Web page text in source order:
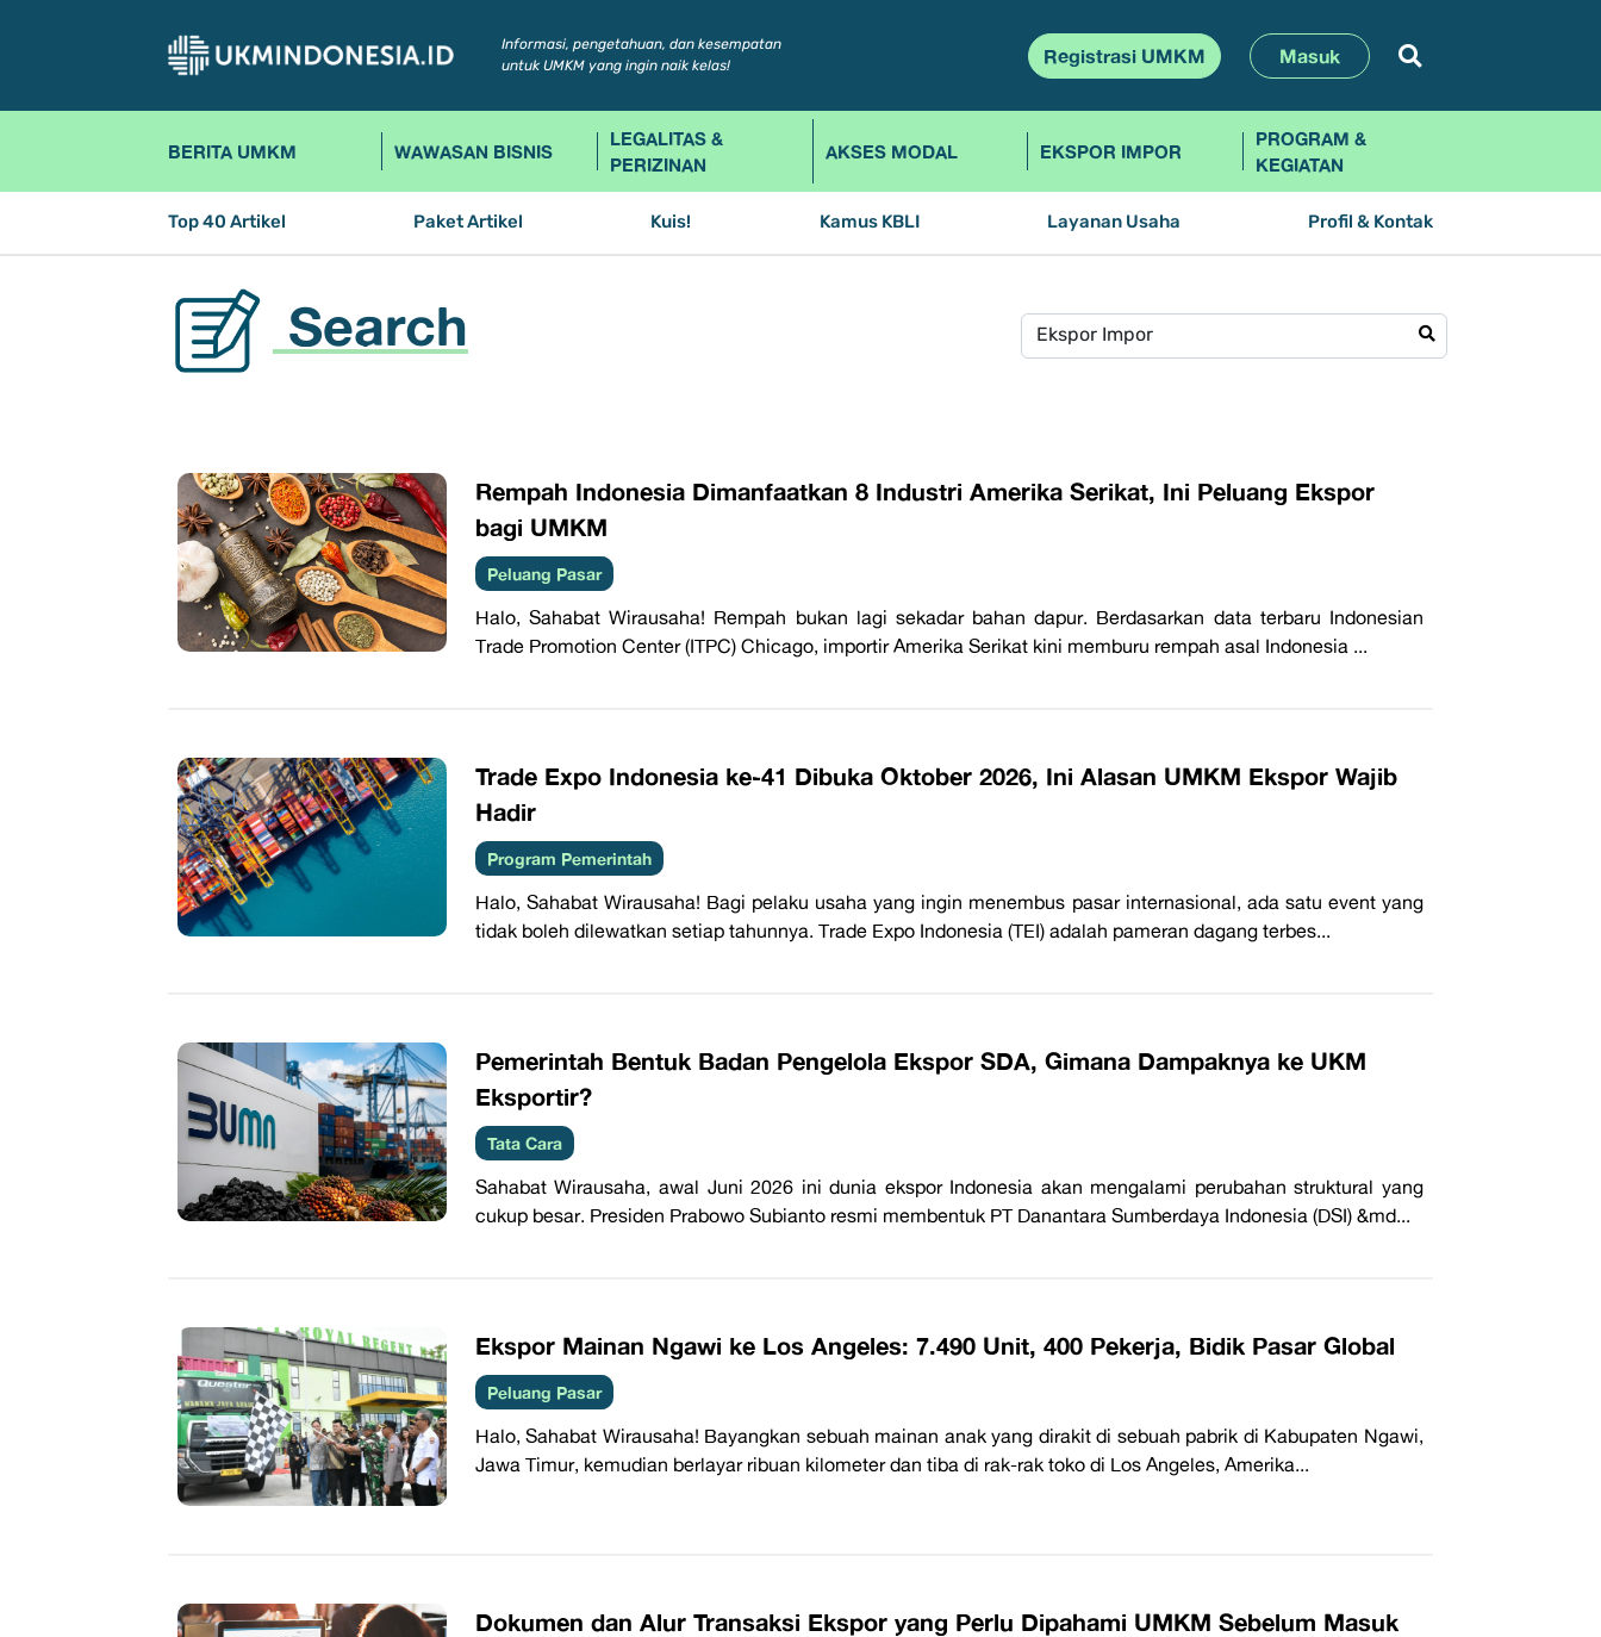
Informasi, pengetahuan, dan kesempatan
untuk UMKM yang ingin naik kelas!
Registrasi UMKM Masuk
BERITA UMKM WAWASAN BISNIS
LEGALITAS &
PERIZINAN
AKSES MODAL EKSPOR IMPOR
PROGRAM &
KEGIATAN
Top 40 Artikel Paket Artikel Kuis! Kamus KBLI Layanan Usaha Profil & Kontak
Search
Rempah Indonesia Dimanfaatkan 8 Industri Amerika Serikat, Ini Peluang Ekspor
bagi UMKM
Peluang Pasar
Halo, Sahabat Wirausaha! Rempah bukan lagi sekadar bahan dapur. Berdasarkan data terbaru Indonesian
Trade Promotion Center (ITPC) Chicago, importir Amerika Serikat kini memburu rempah asal Indonesia ...
Trade Expo Indonesia ke-41 Dibuka Oktober 2026, Ini Alasan UMKM Ekspor Wajib
Hadir
Program Pemerintah
Halo, Sahabat Wirausaha! Bagi pelaku usaha yang ingin menembus pasar internasional, ada satu event yang
tidak boleh dilewatkan setiap tahunnya. Trade Expo Indonesia (TEI) adalah pameran dagang terbes...
Pemerintah Bentuk Badan Pengelola Ekspor SDA, Gimana Dampaknya ke UKM
Eksportir?
Tata Cara
Sahabat Wirausaha, awal Juni 2026 ini dunia ekspor Indonesia akan mengalami perubahan struktural yang
cukup besar. Presiden Prabowo Subianto resmi membentuk PT Danantara Sumberdaya Indonesia (DSI) &md...
Ekspor Mainan Ngawi ke Los Angeles: 7.490 Unit, 400 Pekerja, Bidik Pasar Global
Peluang Pasar
Halo, Sahabat Wirausaha! Bayangkan sebuah mainan anak yang dirakit di sebuah pabrik di Kabupaten Ngawi,
Jawa Timur, kemudian berlayar ribuan kilometer dan tiba di rak-rak toko di Los Angeles, Amerika...
Dokumen dan Alur Transaksi Ekspor yang Perlu Dipahami UMKM Sebelum Masuk